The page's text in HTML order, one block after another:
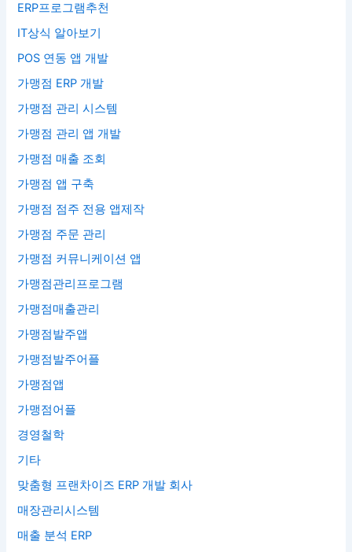
ERP프로그램추천
IT상식 알아보기
POS 연동 앱 개발
가맹점 ERP 개발
가맹점 관리 시스템
가맹점 관리 앱 개발
가맹점 매출 조회
가맹점 앱 구축
가맹점 점주 전용 앱제작
가맹점 주문 관리
가맹점 커뮤니케이션 앱
가맹점관리프로그램
가맹점매출관리
가맹점발주앱
가맹점발주어플
가맹점앱
가맹점어플
경영철학
기타
맞춤형 프랜차이즈 ERP 개발 회사
매장관리시스템
매출 분석 ERP